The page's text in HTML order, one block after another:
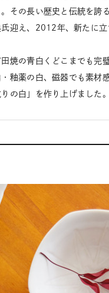
。その長い歴史と伝統を誇
氏迎え、2012年、新たに
焼の青白くどこまでも完
釉薬の白、磁器でも素材
の白」を作り上げました。